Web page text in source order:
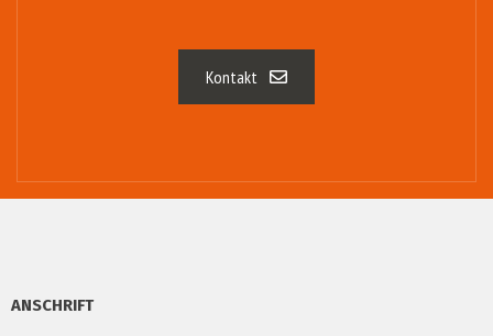
Kontakt
ANSCHRIFT